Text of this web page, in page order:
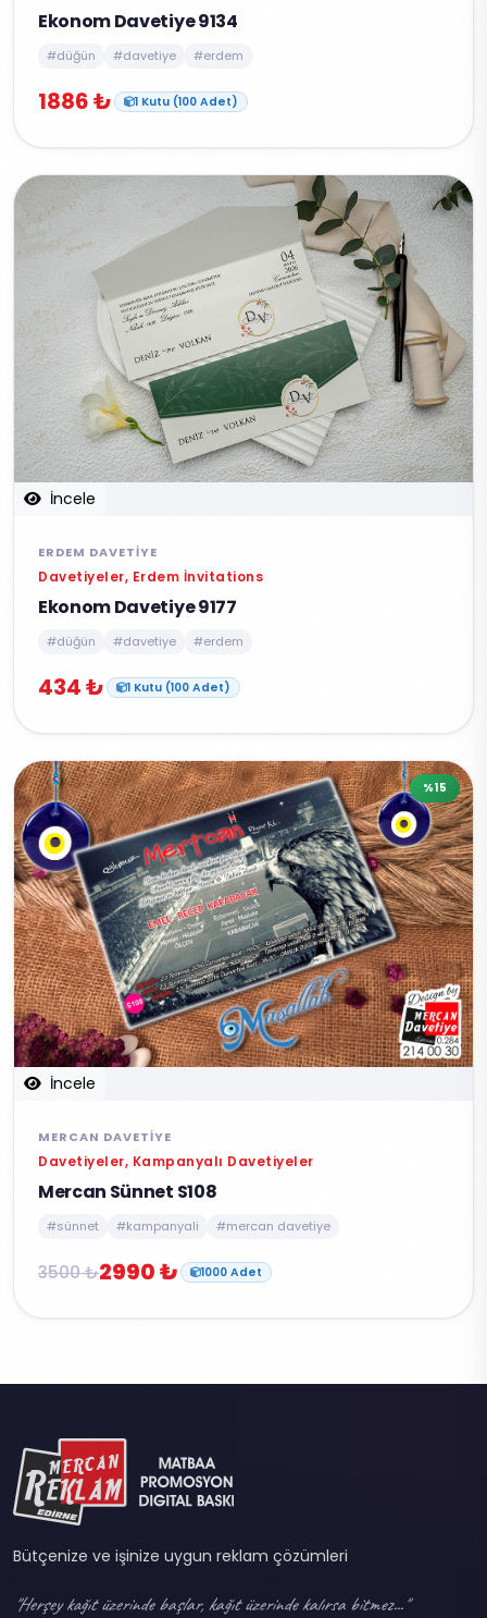
Ekonom Davetiye 9134
#düğün #davetiye #erdem
1886 ₺ 1 Kutu (100 Adet)
İncele
ERDEM DAVETIYE
Davetiyeler, Erdem İnvitations
Ekonom Davetiye 9177
#düğün #davetiye #erdem
434 ₺ 1 Kutu (100 Adet)
İncele
%15
MERCAN DAVETIYE
Davetiyeler, Kampanyalı Davetiyeler
Mercan Sünnet S108
#sünnet #kampanyali #mercan davetiye
3500 ₺2990 ₺ 1000 Adet
Bütçenize ve işinize uygun reklam çözümleri
"Herşey kağıt üzerinde başlar, kağıt üzerinde kalırsa bitmez..."